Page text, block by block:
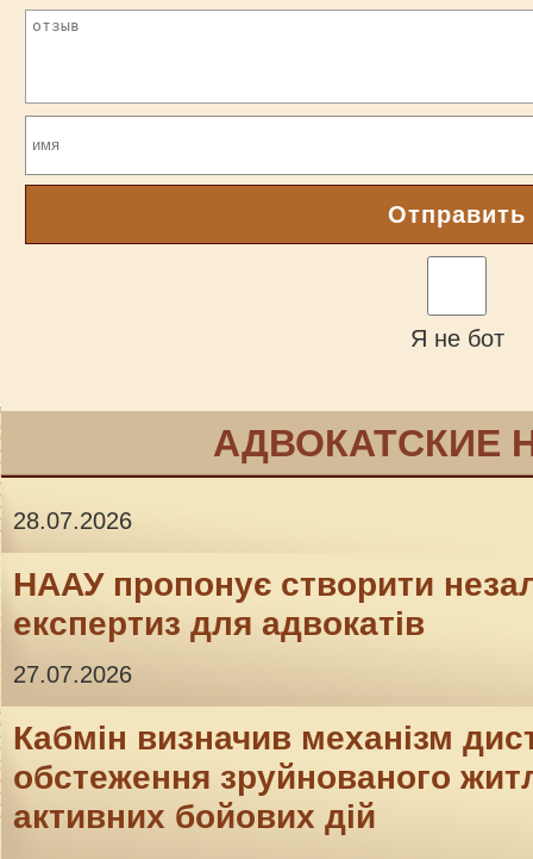
Отправить
Я не бот
АДВОКАТСКИЕ
28.07.2026
НААУ пропонує створити
експертиз для адвокатів
27.07.2026
Кабмін визначив механізм
обстеження зруйнованого
активних бойових дій